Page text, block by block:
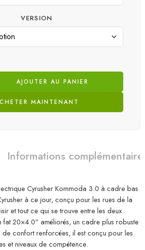
VERSION
AJOUTER AU PANIER
MAINTENANT
Informations
Cyrusher Kommoda 3.0 à cadre bas
à ce jour, conçu pour les rues de la
et tout ce qui se trouve entre les deux.
fat 20×4.0” améliorés, un cadre plus robuste
de confort renforcées, il est conçu pour les
et niveaux de compétence.